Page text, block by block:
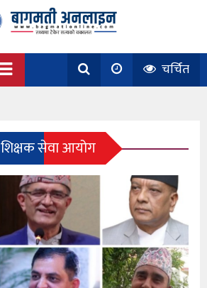
चर्चित
शिक्षक सेवा आयोग